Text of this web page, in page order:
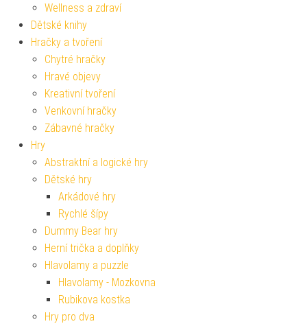
Wellness a zdraví
Dětské knihy
Hračky a tvoření
Chytré hračky
Hravé objevy
Kreativní tvoření
Venkovní hračky
Zábavné hračky
Hry
Abstraktní a logické hry
Dětské hry
Arkádové hry
Rychlé šípy
Dummy Bear hry
Herní trička a doplňky
Hlavolamy a puzzle
Hlavolamy - Mozkovna
Rubikova kostka
Hry pro dva